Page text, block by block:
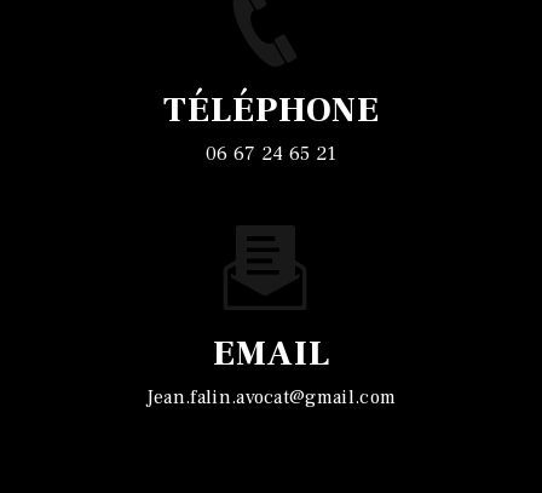
TÉLÉPHONE
06 67 24 65 21
EMAIL
jean.falin.avocat@gmail.com